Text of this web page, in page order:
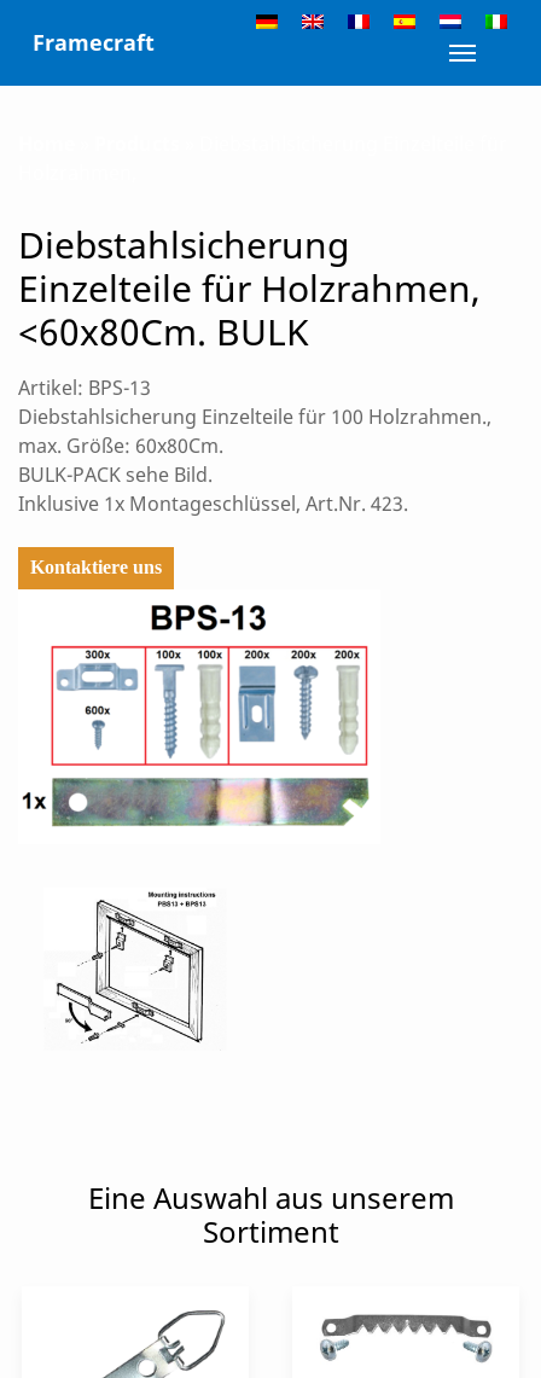
Framecraft Toggle
Diebstahlsicherung
Einzelteile für Holzrahmen,
<60x80Cm. BULK
Artikel: BPS-13
Diebstahlsicherung Einzelteile für 100 Holzrahmen.,
max. Größe: 60x80Cm.
BULK-PACK sehe Bild.
Inklusive 1x Montageschlüssel, Art.Nr. 423.
Kontaktiere uns
Eine Auswahl aus unserem
Sortiment